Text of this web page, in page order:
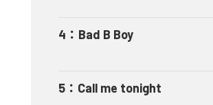
4 ： Bad B Boy
5 ： Call me tonight